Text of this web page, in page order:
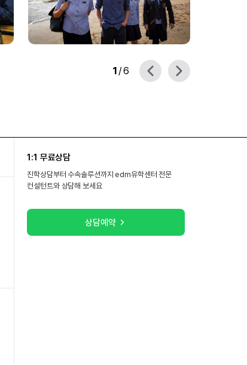
1/6
1:1 무료상담
진학상담부터 수속솔루션까지 edm유학센터 전문
컨설턴트와 상담해 보세요
상담예약